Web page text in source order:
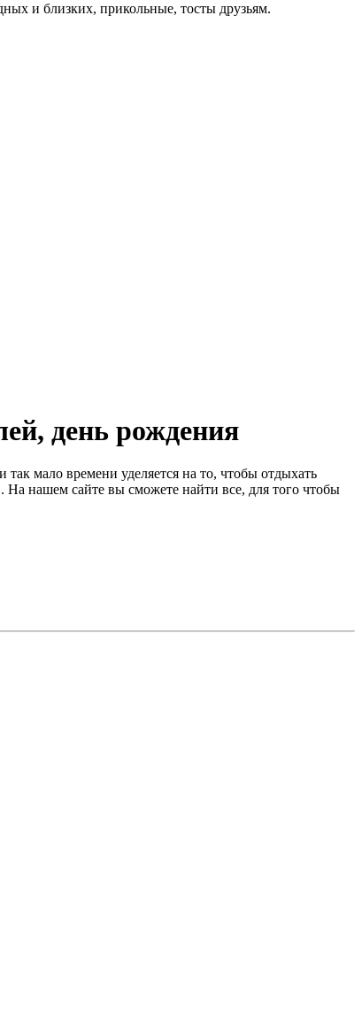
и близких, прикольные, тосты друзьям.
день рождения
мало времени уделяется на то, чтобы отдыхать
нашем сайте вы сможете найти все, для того чтобы